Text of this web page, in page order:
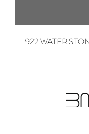
922 WATER